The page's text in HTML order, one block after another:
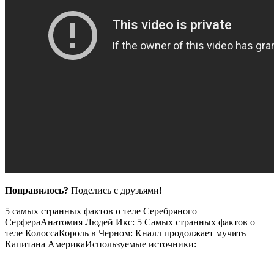
Понравилось? Поделись с друзьями!
5 самых странных фактов о теле Серебряного
СерфераАнатомия Людей Икс: 5 Самых странных фактов о
теле КолоссаКороль в Черном: Кналл продолжает мучить
Капитана АмерикаИспользуемые источники: